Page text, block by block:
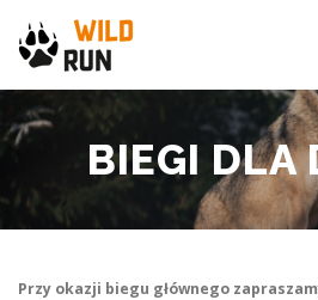
treści
WILD RUN NEWS
ARCHIWUM BIEGU
BIEGI DLA
Przy okazji biegu głównego